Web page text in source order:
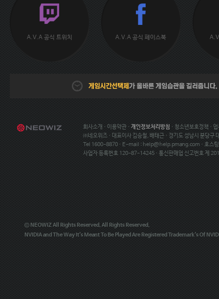
A.V.A 공식 트위치 A.V.A 공식 페이스북
회사소개 · 이용약관 · 개인정보처리방침 · 청소년보호정책 ·
㈜네오위즈 · 대표이사 김승철, 배태근 · 경기도 성남시 분당구
Tel 1600-8870 · E-mail : help@help.pmang.com · 호스
사업자 등록번호 120-87-14245 · 통신판매업 신고번호 제
© NEOWIZ All Rights Reserved. All Rights Reserved.
NVIDIA and The Way It's Meant To Be Played Are Registered Trademark's Of